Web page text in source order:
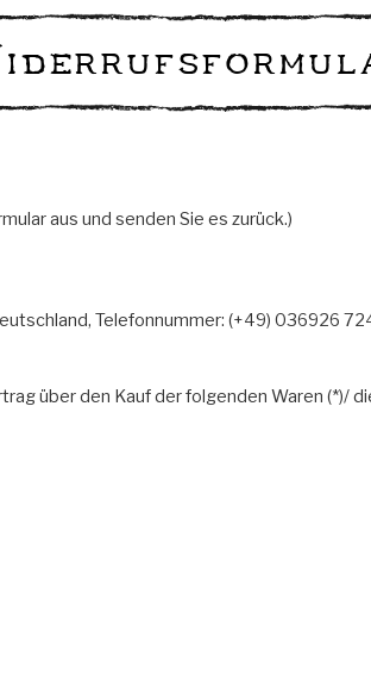
aus und senden Sie es zurück.)
Telefonnummer: (+49) 036926
über den Kauf der folgenden Waren (*)/